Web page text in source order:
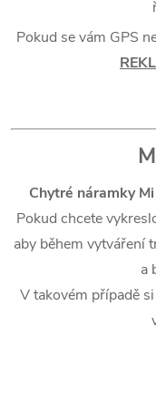
Pokud se vám GPS
Chytré náramky
Pokud chcete
aby během vytváření
a
V takovém případě